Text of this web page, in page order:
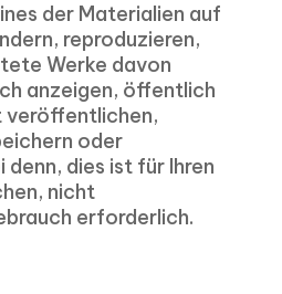
der Materialien auf
reproduzieren,
Werke davon
anzeigen, öffentlich
veröffentlichen,
oder
denn, dies ist für Ihren
nicht
erforderlich.